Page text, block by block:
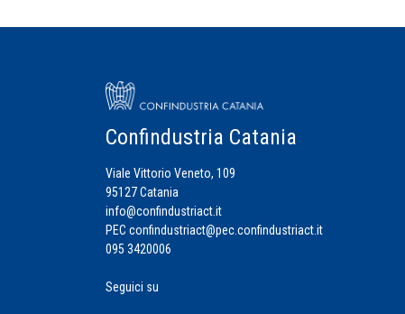
Confindustria Catania
Viale Vittorio Veneto, 109
95127 Catania
info@confindustriact.it
PEC confindustriact@pec.confindustriact.it
095 3420006
Seguici su